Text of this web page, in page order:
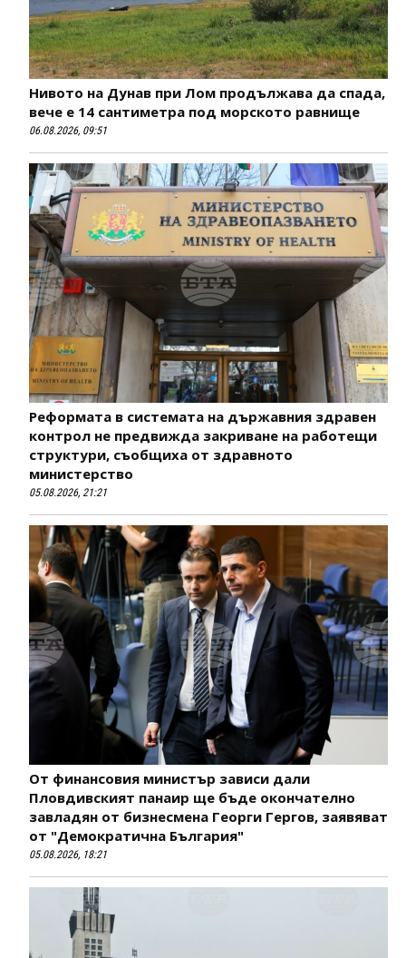
Нивото на Дунав при Лом продължава да спада,
вече е 14 сантиметра под морското равнище
06.08.2026, 09:51
Реформата в системата на държавния здравен
контрол не предвижда закриване на работещи
структури, съобщиха от здравното
министерство
05.08.2026, 21:21
От финансовия министър зависи дали
Пловдивският панаир ще бъде окончателно
завладян от бизнесмена Георги Гергов, заявяват
от "Демократична България"
05.08.2026, 18:21